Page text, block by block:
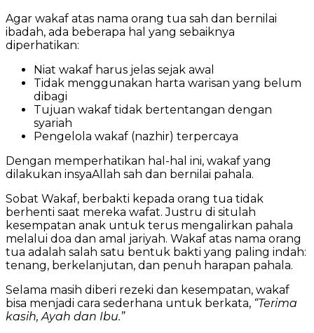
Agar wakaf atas nama orang tua sah dan bernilai
ibadah, ada beberapa hal yang sebaiknya
diperhatikan:
Niat wakaf harus jelas sejak awal
Tidak menggunakan harta warisan yang belum
dibagi
Tujuan wakaf tidak bertentangan dengan
syariah
Pengelola wakaf (nazhir) terpercaya
Dengan memperhatikan hal-hal ini, wakaf yang
dilakukan insyaAllah sah dan bernilai pahala.
Sobat Wakaf, berbakti kepada orang tua tidak
berhenti saat mereka wafat. Justru di situlah
kesempatan anak untuk terus mengalirkan pahala
melalui doa dan amal jariyah. Wakaf atas nama orang
tua adalah salah satu bentuk bakti yang paling indah:
tenang, berkelanjutan, dan penuh harapan pahala.
Selama masih diberi rezeki dan kesempatan, wakaf
bisa menjadi cara sederhana untuk berkata, “Terima
kasih, Ayah dan Ibu.”